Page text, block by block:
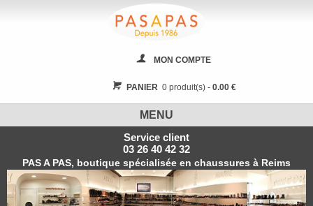
MON COMPTE
PANIER0 produit(s) - 0.00 €
MENU
Service client
03 26 40 42 32
PAS A PAS, boutique spécialisée en chaussures à Reims